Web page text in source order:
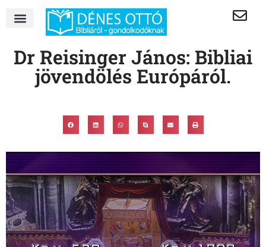
Dr Reisinger János: Bibliai
jövendölés Európáról.